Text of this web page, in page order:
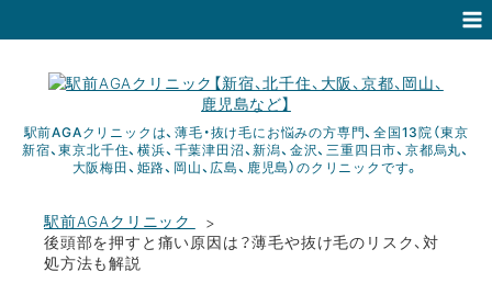
駅前AGAクリニックは、薄毛・抜け毛にお悩みの方専門、全国13院（東京
新宿、東京北千住、横浜、千葉津田沼、新潟、金沢、三重四日市、京都烏丸、
大阪梅田、姫路、岡山、広島、鹿児島）のクリニックです。
駅前AGAクリニック
後頭部を押すと痛い原因は？薄毛や抜け毛のリスク、対
処方法も解説